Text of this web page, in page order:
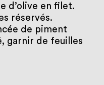
d’olive en filet.
réservés.
de piment
garnir de feuilles